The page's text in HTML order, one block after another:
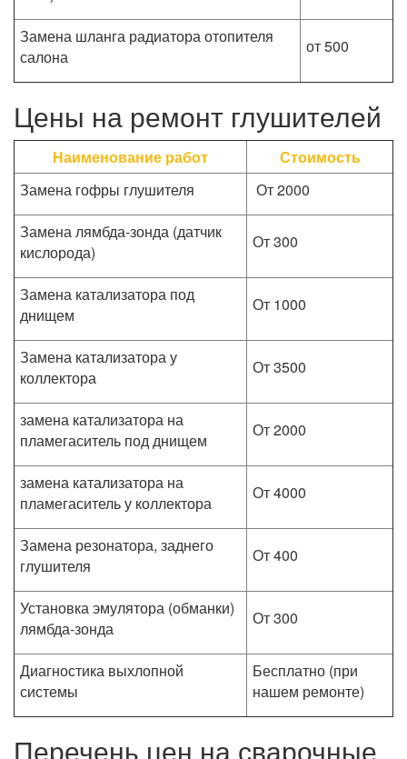
Замена шланга радиатора отопителя
салона
от 500
Цены на ремонт глушителей
Наименование работ
Стоимость
Замена гофры глушителя
От 2000
Замена лямбда-зонда (датчик
кислорода)
От 300
Замена катализатора под
днищем
От 1000
Замена катализатора у
коллектора
От 3500
замена катализатора на
пламегаситель под днищем
От 2000
замена катализатора на
пламегаситель у коллектора
От 4000
Замена резонатора, заднего
глушителя
От 400
Установка эмулятора (обманки)
лямбда-зонда
От 300
Диагностика выхлопной
системы
Бесплатно (при
нашем ремонте)
Перечень цен на сварочные